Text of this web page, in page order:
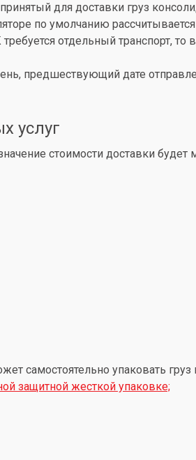
для доставки груз
по умолчанию
отдельный транспорт,
предшествующий дате
услуг
стоимости доставки
самостоятельно упаковать
защитной жесткой упаковке;